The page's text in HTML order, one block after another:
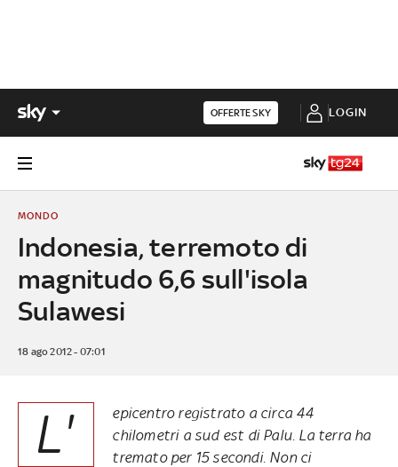
OFFERTE SKY LOGIN
Indonesia, terremoto di
magnitudo 6,6 sull'isola
Sulawesi
MONDO
18 ago 2012 - 07:01
L'
epicentro registrato a circa 44
chilometri a sud est di Palu. La terra ha
tremato per 15 secondi. Non ci